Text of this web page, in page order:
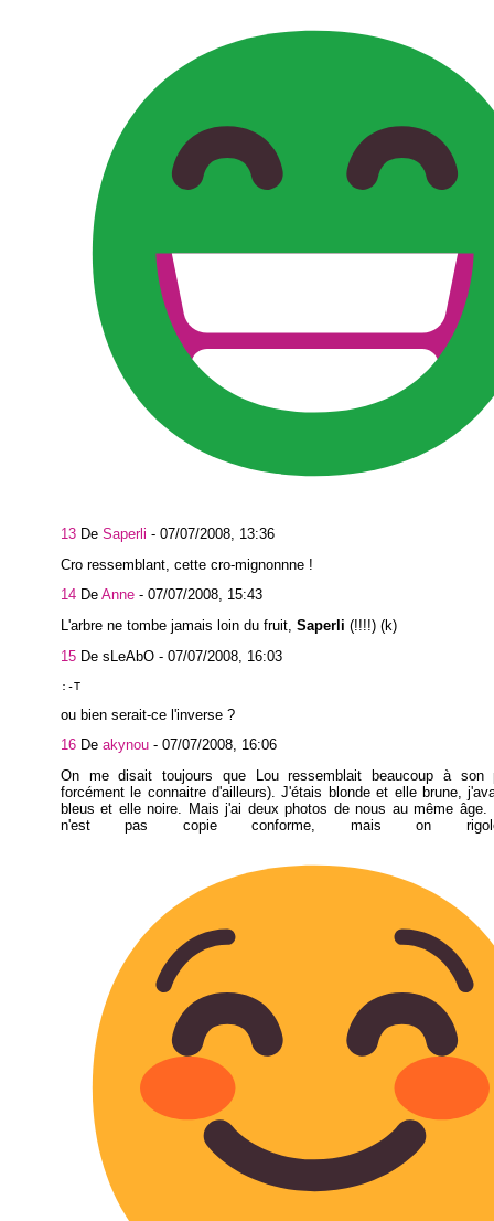
13 De Saperli - 07/07/2008, 13:36
Cro ressemblant, cette cro-mignonnne !
14 De Anne - 07/07/2008, 15:43
L'arbre ne tombe jamais loin du fruit, Saperli (!!!!) (k)
15 De sLeAbO - 07/07/2008, 16:03
:-T
ou bien serait-ce l'inverse ?
16 De akynou - 07/07/2008, 16:06
On me disait toujours que Lou ressemblait beaucoup à son
forcément le connaitre d'ailleurs). J'étais blonde et elle brune,
bleus et elle noire. Mais j'ai deux photos de nous au même âge.
n'est pas copie conforme, mais on